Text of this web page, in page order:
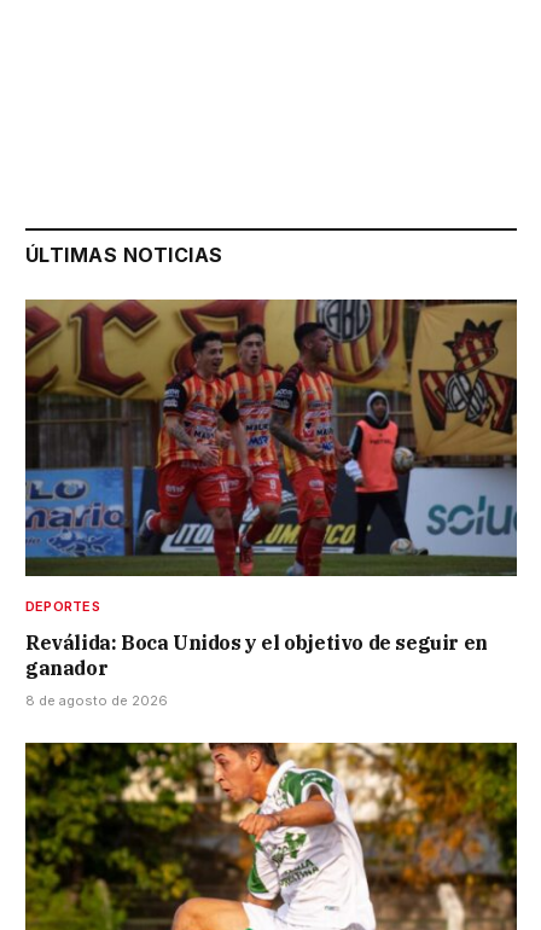
ÚLTIMAS NOTICIAS
DEPORTES
Reválida: Boca Unidos y el objetivo de seguir en
ganador
8 de agosto de 2026